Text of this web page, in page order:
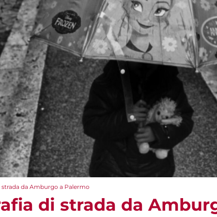
strada da Amburgo a Palermo
di strada da